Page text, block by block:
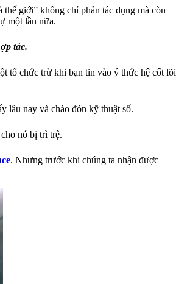
giới” không chỉ phản tác dụng mà còn
một lần nữa.
tác.
tổ chức trừ khi bạn tin vào ý thức hệ cốt lõi
lâu nay và chào đón kỹ thuật số.
nó bị trì trệ.
. Nhưng trước khi chúng ta nhận được